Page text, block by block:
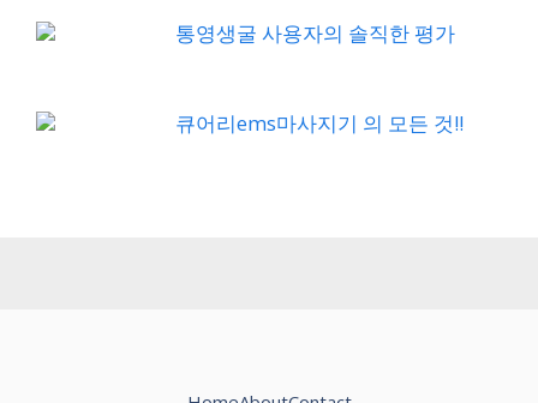
통영생굴 사용자의 솔직한 평가
큐어리ems마사지기 의 모든 것!!